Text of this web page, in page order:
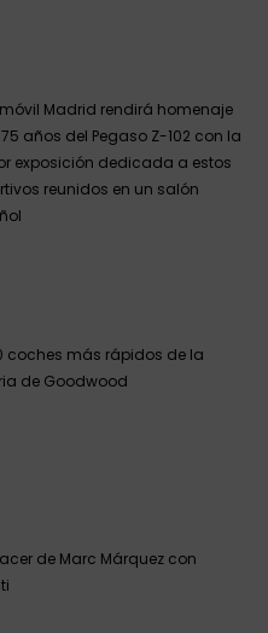
Madrid rendirá homenaje
años del Pegaso Z-102 con la
exposición dedicada a estos
reunidos en un salón
coches más rápidos de la
de Goodwood
de Marc Márquez con